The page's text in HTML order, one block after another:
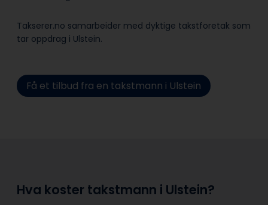
Takserer.no samarbeider med dyktige takstforetak som
tar oppdrag i Ulstein.
Få et tilbud fra en takstmann i Ulstein
Hva koster takstmann i Ulstein?